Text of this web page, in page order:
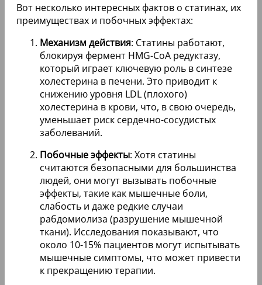
Вот несколько интересных фактов о статинах, их
преимуществах и побочных эффектах:
Механизм действия: Статины работают,
блокируя фермент HMG-CoA редуктазу,
который играет ключевую роль в синтезе
холестерина в печени. Это приводит к
снижению уровня LDL (плохого)
холестерина в крови, что, в свою очередь,
уменьшает риск сердечно-сосудистых
заболеваний.
Побочные эффекты: Хотя статины
считаются безопасными для большинства
людей, они могут вызывать побочные
эффекты, такие как мышечные боли,
слабость и даже редкие случаи
рабдомиолиза (разрушение мышечной
ткани). Исследования показывают, что
около 10-15% пациентов могут испытывать
мышечные симптомы, что может привести
к прекращению терапии.